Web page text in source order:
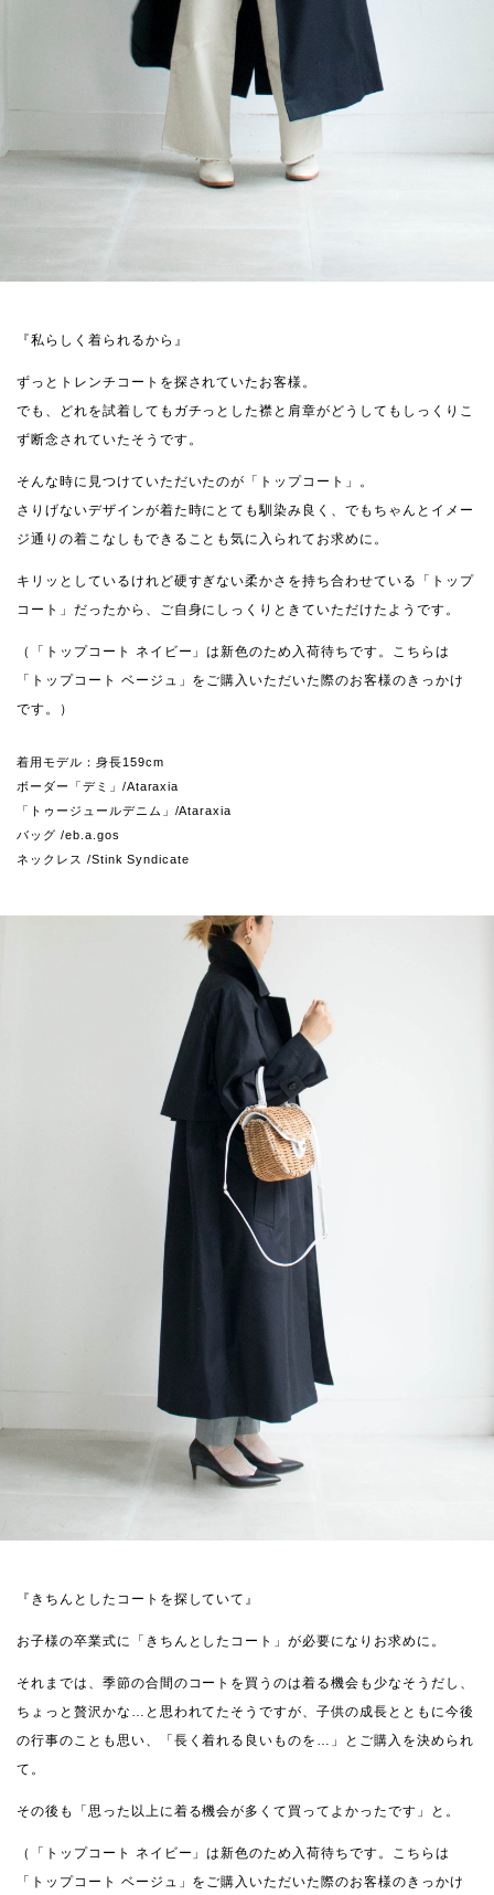
『私らしく着られるから』
ずっとトレンチコートを探されていたお客様。
でも、どれを試着してもガチっとした襟と肩章がどうしてもしっくりこ
ず断念されていたそうです。
そんな時に見つけていただいたのが「トップコート」。
さりげないデザインが着た時にとても馴染み良く、でもちゃんとイメー
ジ通りの着こなしもできることも気に入られてお求めに。
キリッとしているけれど硬すぎない柔かさを持ち合わせている「トップ
コート」だったから、ご自身にしっくりときていただけたようです。
（「トップコート ネイビー」は新色のため入荷待ちです。こちらは
「トップコート ベージュ」をご購入いただいた際のお客様のきっかけ
です。）
着用モデル：身長159cm
ボーダー「デミ」/Ataraxia
「トゥージュールデニム」/Ataraxia
バッグ /eb.a.gos
ネックレス /Stink Syndicate
『きちんとしたコートを探していて』
お子様の卒業式に「きちんとしたコート」が必要になりお求めに。
それまでは、季節の合間のコートを買うのは着る機会も少なそうだし、
ちょっと贅沢かな…と思われてたそうですが、子供の成長とともに今後
の行事のことも思い、「長く着れる良いものを…」とご購入を決められ
て。
その後も「思った以上に着る機会が多くて買ってよかったです」と。
（「トップコート ネイビー」は新色のため入荷待ちです。こちらは
「トップコート ベージュ」をご購入いただいた際のお客様のきっかけ